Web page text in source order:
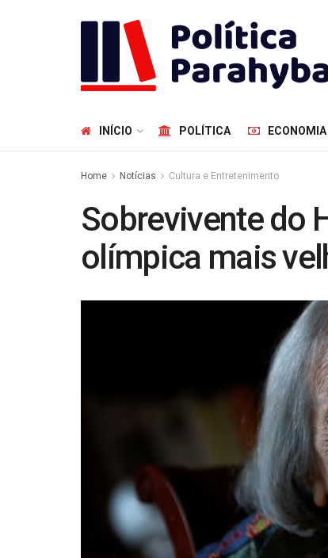
INÍCIO POLÍTICA ECONOMIA
Home Notícias Cultura e Entretenimento
Sobrevivente do
olímpica mais